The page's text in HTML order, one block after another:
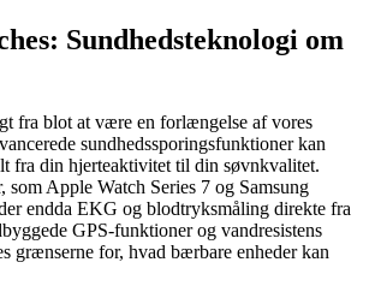
Sundhedsteknologi om
fra blot at være en forlængelse af vores
sundhedssporingsfunktioner kan
fra din hjerteaktivitet til din søvnkvalitet.
som Apple Watch Series 7 og Samsung
endda EKG og blodtryksmåling direkte fra
GPS-funktioner og vandresistens
grænserne for, hvad bærbare enheder kan